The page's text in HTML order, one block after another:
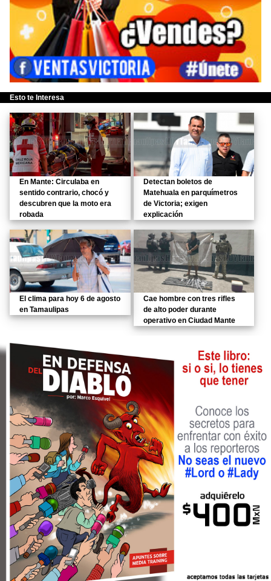
Esto te Interesa
En Mante: Circulaba en
sentido contrario, chocó y
descubren que la moto era
robada
Detectan boletos de
Matehuala en parquímetros
de Victoria; exigen
explicación
El clima para hoy 6 de agosto
en Tamaulipas
Cae hombre con tres rifles
de alto poder durante
operativo en Ciudad Mante